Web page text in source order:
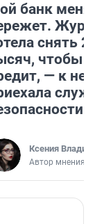
банк меня
снять
чтобы
— к
Ксения
Автор мнения